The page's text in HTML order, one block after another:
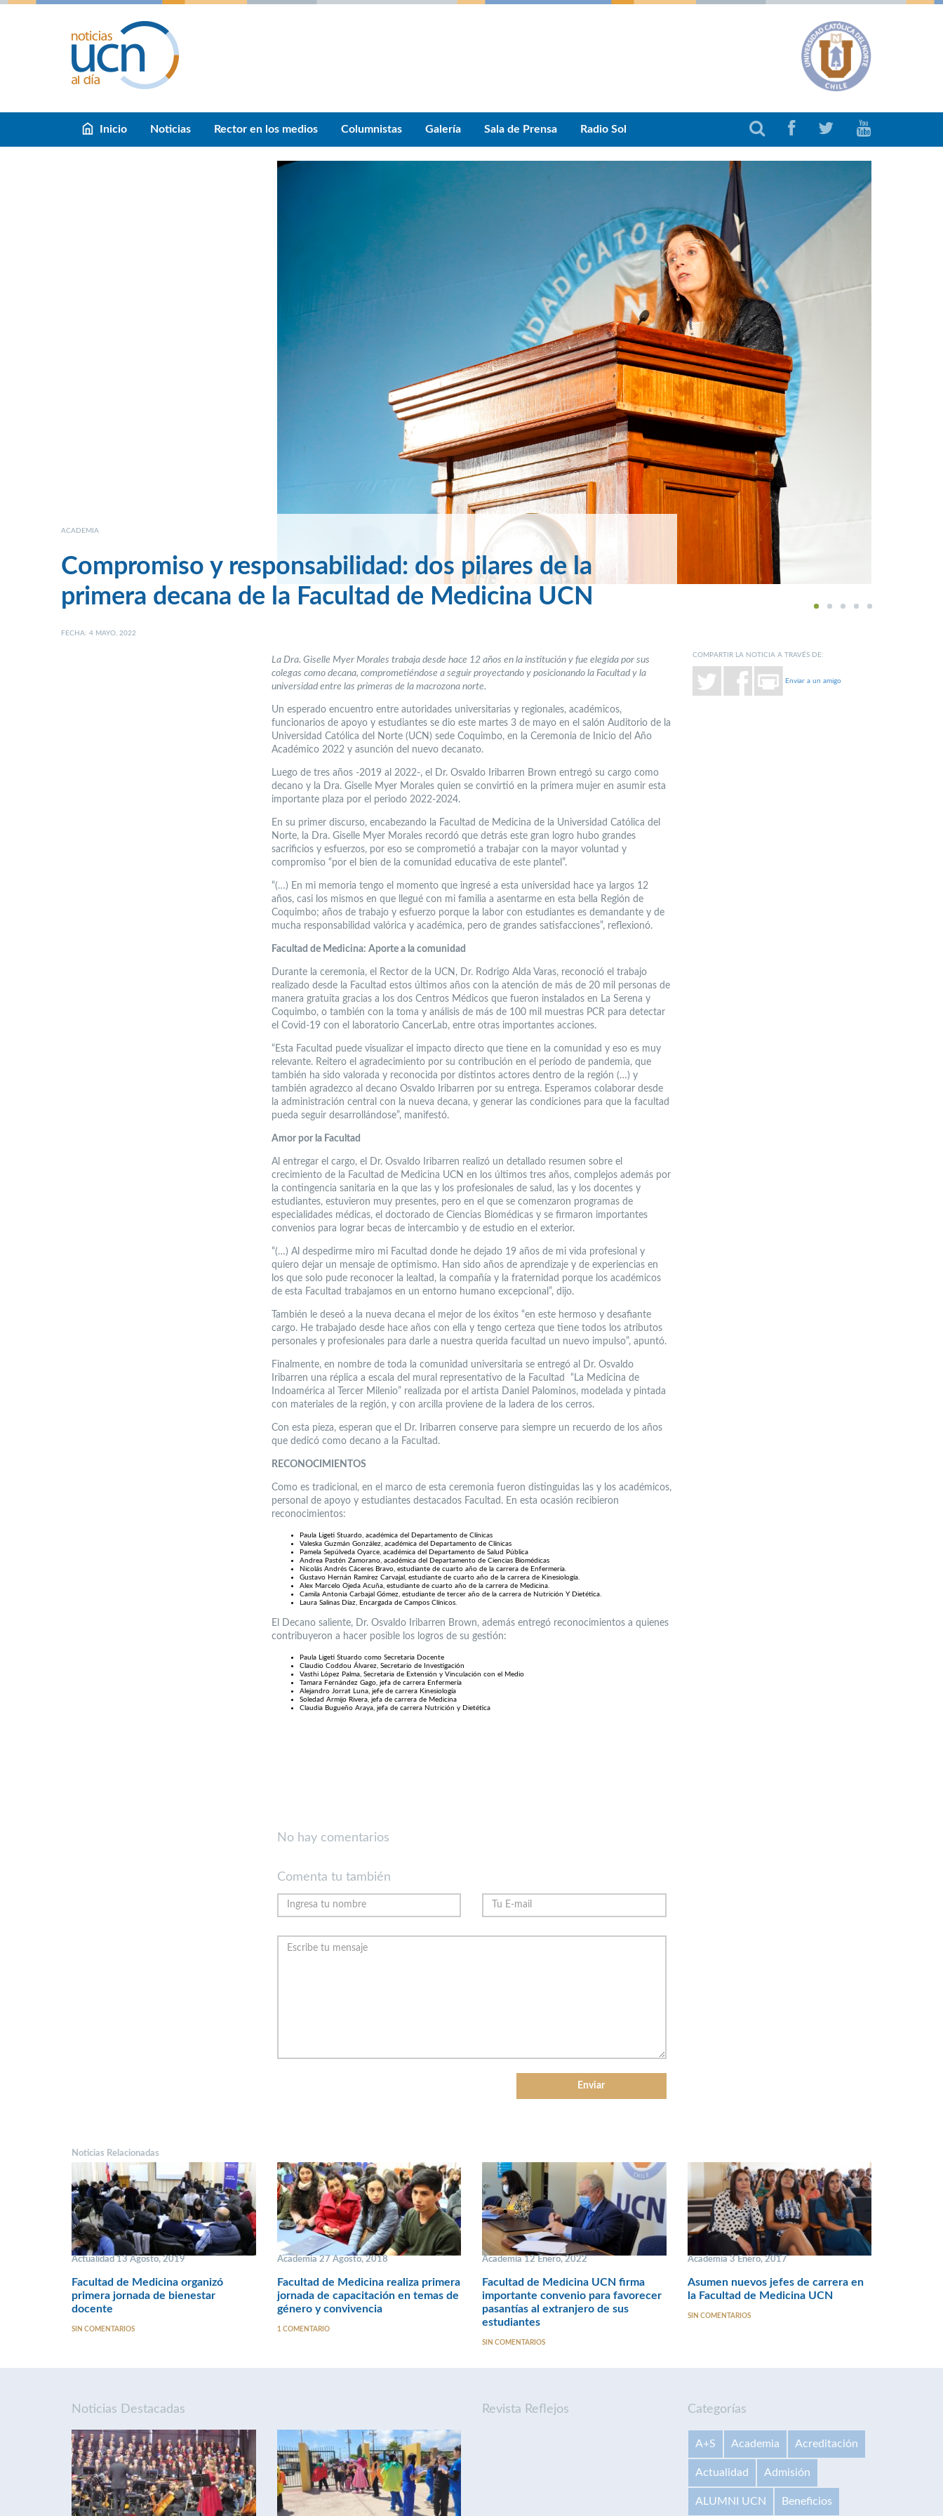
Inicio Noticias Rector en los medios Columnistas Galería Sala de Prensa Radio Sol
1 2 3 4 5
ACADEMIA
Compromiso y responsabilidad: dos pilares de la
primera decana de la Facultad de Medicina UCN
FECHA: 4 MAYO, 2022
La Dra. Giselle Myer Morales trabaja desde hace 12 años en la institución y fue elegida por sus
colegas como decana, comprometiéndose a seguir proyectando y posicionando la Facultad y la
universidad entre las primeras de la macrozona norte.
Un esperado encuentro entre autoridades universitarias y regionales, académicos,
funcionarios de apoyo y estudiantes se dio este martes 3 de mayo en el salón Auditorio de la
Universidad Católica del Norte (UCN) sede Coquimbo, en la Ceremonia de Inicio del Año
Académico 2022 y asunción del nuevo decanato.
Luego de tres años -2019 al 2022-, el Dr. Osvaldo Iribarren Brown entregó su cargo como
decano y la Dra. Giselle Myer Morales quien se convirtió en la primera mujer en asumir esta
importante plaza por el periodo 2022-2024.
En su primer discurso, encabezando la Facultad de Medicina de la Universidad Católica del
Norte, la Dra. Giselle Myer Morales recordó que detrás este gran logro hubo grandes
sacrificios y esfuerzos, por eso se comprometió a trabajar con la mayor voluntad y
compromiso “por el bien de la comunidad educativa de este plantel”.
“(…) En mi memoria tengo el momento que ingresé a esta universidad hace ya largos 12
años, casi los mismos en que llegué con mi familia a asentarme en esta bella Región de
Coquimbo; años de trabajo y esfuerzo porque la labor con estudiantes es demandante y de
mucha responsabilidad valórica y académica, pero de grandes satisfacciones”, reflexionó.
Facultad de Medicina: Aporte a la comunidad
Durante la ceremonia, el Rector de la UCN, Dr. Rodrigo Alda Varas, reconoció el trabajo
realizado desde la Facultad estos últimos años con la atención de más de 20 mil personas de
manera gratuita gracias a los dos Centros Médicos que fueron instalados en La Serena y
Coquimbo, o también con la toma y análisis de más de 100 mil muestras PCR para detectar
el Covid-19 con el laboratorio CancerLab, entre otras importantes acciones.
“Esta Facultad puede visualizar el impacto directo que tiene en la comunidad y eso es muy
relevante. Reitero el agradecimiento por su contribución en el período de pandemia, que
también ha sido valorada y reconocida por distintos actores dentro de la región (…) y
también agradezco al decano Osvaldo Iribarren por su entrega. Esperamos colaborar desde
la administración central con la nueva decana, y generar las condiciones para que la facultad
pueda seguir desarrollándose”, manifestó.
Amor por la Facultad
Al entregar el cargo, el Dr. Osvaldo Iribarren realizó un detallado resumen sobre el
crecimiento de la Facultad de Medicina UCN en los últimos tres años, complejos además por
la contingencia sanitaria en la que las y los profesionales de salud, las y los docentes y
estudiantes, estuvieron muy presentes, pero en el que se comenzaron programas de
especialidades médicas, el doctorado de Ciencias Biomédicas y se firmaron importantes
convenios para lograr becas de intercambio y de estudio en el exterior.
“(…) Al despedirme miro mi Facultad donde he dejado 19 años de mi vida profesional y
quiero dejar un mensaje de optimismo. Han sido años de aprendizaje y de experiencias en
los que solo pude reconocer la lealtad, la compañía y la fraternidad porque los académicos
de esta Facultad trabajamos en un entorno humano excepcional”, dijo.
También le deseó a la nueva decana el mejor de los éxitos “en este hermoso y desafiante
cargo. He trabajado desde hace años con ella y tengo certeza que tiene todos los atributos
personales y profesionales para darle a nuestra querida facultad un nuevo impulso”, apuntó.
Finalmente, en nombre de toda la comunidad universitaria se entregó al Dr. Osvaldo
Iribarren una réplica a escala del mural representativo de la Facultad “La Medicina de
Indoamérica al Tercer Milenio” realizada por el artista Daniel Palominos, modelada y pintada
con materiales de la región, y con arcilla proviene de la ladera de los cerros.
Con esta pieza, esperan que el Dr. Iribarren conserve para siempre un recuerdo de los años
que dedicó como decano a la Facultad.
RECONOCIMIENTOS
Como es tradicional, en el marco de esta ceremonia fueron distinguidas las y los académicos,
personal de apoyo y estudiantes destacados Facultad. En esta ocasión recibieron
reconocimientos:
Paula Ligeti Stuardo, académica del Departamento de Clínicas
Valeska Guzmán González, académica del Departamento de Clínicas
Pamela Sepúlveda Oyarce, académica del Departamento de Salud Pública
Andrea Pastén Zamorano, académica del Departamento de Ciencias Biomédicas
Nicolás Andrés Cáceres Bravo, estudiante de cuarto año de la carrera de Enfermería.
Gustavo Hernán Ramírez Carvajal, estudiante de cuarto año de la carrera de Kinesiología.
Alex Marcelo Ojeda Acuña, estudiante de cuarto año de la carrera de Medicina.
Camila Antonia Carbajal Gómez, estudiante de tercer año de la carrera de Nutrición Y Dietética.
Laura Salinas Díaz, Encargada de Campos Clínicos.
El Decano saliente, Dr. Osvaldo Iribarren Brown, además entregó reconocimientos a quienes
contribuyeron a hacer posible los logros de su gestión:
Paula Ligeti Stuardo como Secretaria Docente
Claudio Coddou Álvarez, Secretario de Investigación
Vasthi López Palma, Secretaria de Extensión y Vinculación con el Medio
Tamara Fernández Gago, jefa de carrera Enfermería
Alejandro Jorrat Luna, jefe de carrera Kinesiología
Soledad Armijo Rivera, jefa de carrera de Medicina
Claudia Bugueño Araya, jefa de carrera Nutrición y Dietética
COMPARTIR LA NOTICIA A TRAVÉS DE:
Enviar a un amigo
No hay comentarios
Comenta tu también
Noticias Relacionadas
Actualidad 13 Agosto, 2019
Facultad de Medicina organizó
primera jornada de bienestar
docente
SIN COMENTARIOS
Academia 27 Agosto, 2018
Facultad de Medicina realiza primera
jornada de capacitación en temas de
género y convivencia
1 COMENTARIO
Academia 12 Enero, 2022
Facultad de Medicina UCN firma
importante convenio para favorecer
pasantías al extranjero de sus
estudiantes
SIN COMENTARIOS
Academia 3 Enero, 2017
Asumen nuevos jefes de carrera en
la Facultad de Medicina UCN
SIN COMENTARIOS
Noticias Destacadas Revista Reflejos Categorías
A+S Academia Acreditación
Actualidad Admisión
ALUMNI UCN Beneficios